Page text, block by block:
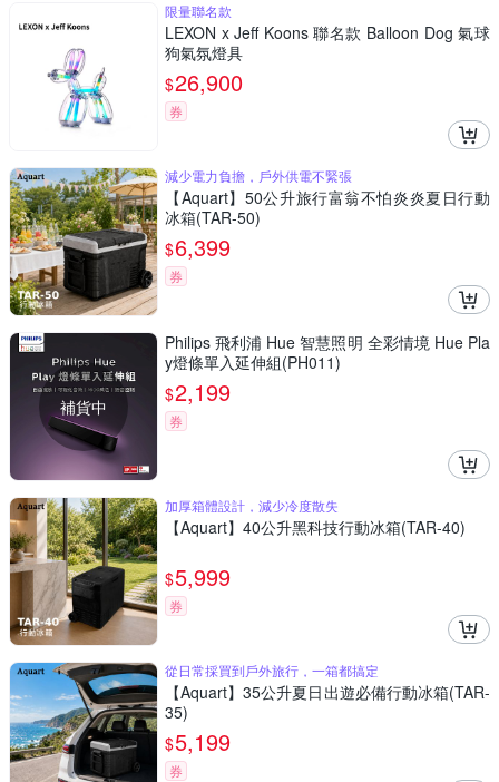
限量聯名款
LEXON x Jeff Koons 聯名款 Balloon Dog 氣球
狗氣氛燈具
$26,900
券
減少電力負擔，戶外供電不緊張
【Aquart】50公升旅行富翁不怕炎炎夏日行動
冰箱(TAR-50)
$6,399
券
補貨中
Philips 飛利浦 Hue 智慧照明 全彩情境 Hue Pla
y燈條單入延伸組(PH011)
$2,199
券
加厚箱體設計，減少冷度散失
【Aquart】40公升黑科技行動冰箱(TAR-40)
$5,999
券
從日常採買到戶外旅行，一箱都搞定
【Aquart】35公升夏日出遊必備行動冰箱(TAR-
35)
$5,199
券